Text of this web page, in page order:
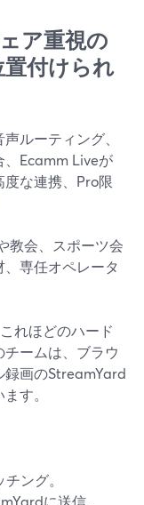
ア重視の
付けられ
ルーティング、
、Ecamm Liveが
な連携、Pro限
教会、スポーツ会
専任オペレータ
れほどのハード
ームは、ブラウ
録画のStreamYard
す。
ング。
に送信。